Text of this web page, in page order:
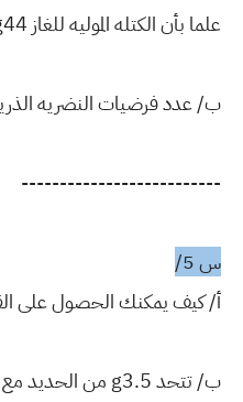
علما بأن الكتله الموليه للغاز mol/g44 ؟
ب/ عدد فرضيات النضريه
--------------------------
س 5/
أ/ كيف يمكنك الحصول على